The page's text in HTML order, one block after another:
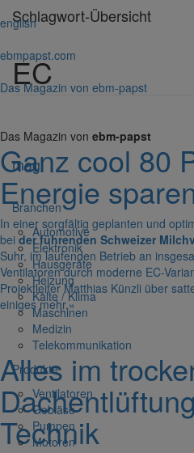
english
ebmpapst.com
Das Magazin von ebm-papst
Das Magazin von ebm-papst
mag
Bran­chen
Auto­mo­tive
Elek­tronik
Haus­ge­räte
Heizung
Kälte / Klima
Maschinen
Medizin
Tele­kom­mu­ni­ka­tion
Produkte
Venti­la­toren
Gebläse
Pumpen
Motoren
Schlagwort-Übersicht
EC
Ganz cool 80
Energie
In einer sorg­fältig geplanten und
bei der führenden Schweizer
Suhr, im laufenden Betrieb an
Venti­la­toren durch moderne EC-
Projekt­leiter Matthias Künzli über
einiges mehr.»
Alles im
Technik